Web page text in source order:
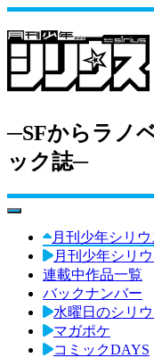
─SFからラノ
ック誌─
toggle navigation
月刊少年シリ
月刊少年シリ
連載中作品一覧
バックナンバー
水曜日のシリ
マガポケ
コミックDAYS